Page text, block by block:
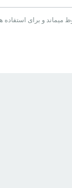
و برای استفاده